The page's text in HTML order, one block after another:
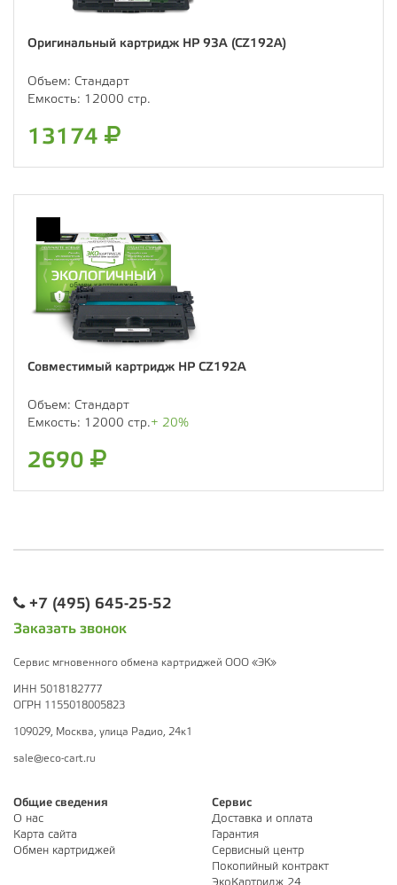
Оригинальный картридж HP 93A (CZ192A)
Объем: Стандарт
Емкость: 12000 стр.
13174
Совместимый картридж HP CZ192A
Объем: Стандарт
Емкость: 12000 стр.+ 20%
2690
+7 (495) 645-25-52
Заказать звонок
Сервис мгновенного обмена картриджей ООО «ЭК»
ИНН 5018182777
ОГРН 1155018005823
109029, Москва, улица Радио, 24к1
sale@eco-cart.ru
Общие сведения
О нас
Карта сайта
Обмен картриджей
Сервис
Доставка и оплата
Гарантия
Сервисный центр
Покопийный контракт
ЭкоКартридж 24